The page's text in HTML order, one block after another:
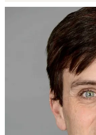
Britta Hölzel
Gastlehrende
Infos zur Person